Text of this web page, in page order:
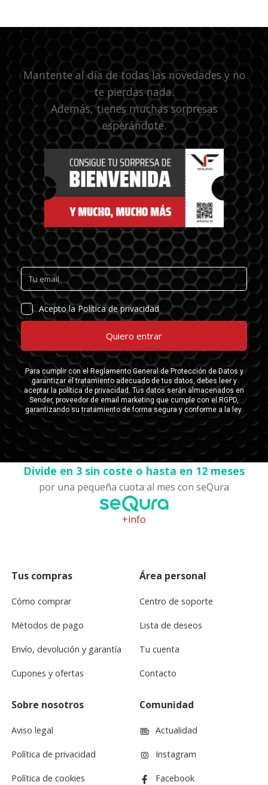
Mantente al día de todas las novedades y no
te pierdas nada.
Además, tienes muchas sorpresas
esperándote.
Divide en 3 sin coste o hasta en 12 meses
por una pequeña cuota al mes con seQura
+info
Tus compras
Cómo comprar
Métodos de pago
Envío, devolución y garantía
Cupones y ofertas
Área personal
Centro de soporte
Lista de deseos
Tu cuenta
Contacto
Sobre nosotros
Aviso legal
Política de privacidad
Política de cookies
Comunidad
Actualidad
Instagram
Facebook